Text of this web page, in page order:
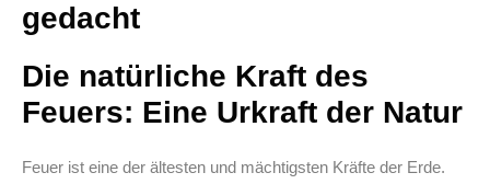
gedacht
Die natürliche Kraft des
Feuers: Eine Urkraft der Natur
Feuer ist eine der ältesten und mächtigsten Kräfte der Erde.